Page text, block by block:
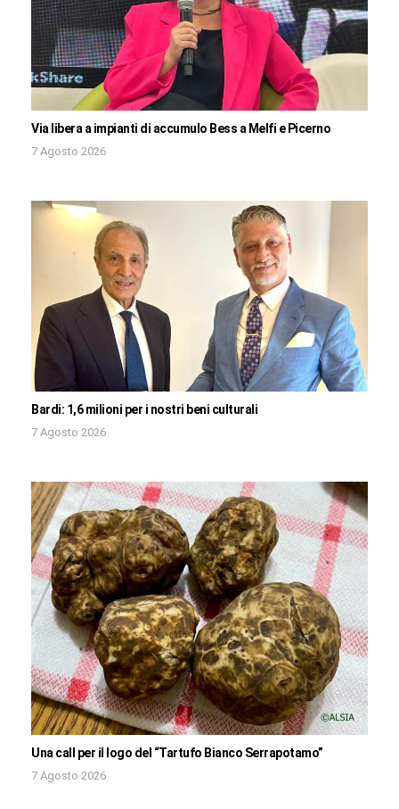
Via libera a impianti di accumulo Bess a Melfi e Picerno
7 Agosto 2026
Bardi: 1,6 milioni per i nostri beni culturali
7 Agosto 2026
Una call per il logo del “Tartufo Bianco Serrapotamo”
7 Agosto 2026